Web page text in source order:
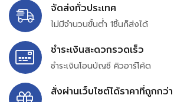
จัดส่งทั่วประเทศ
ไม่มีจำนวนขั้นต่ำ 1ชิ้นก็ส่งได้
ชำระเงินสะดวกรวดเร็ว
ชำระเงินโอนบัญชี คิวอาร์โค้ด
สั่งผ่านเว็บไซต์ได้ราคาที่ถูกกว่า